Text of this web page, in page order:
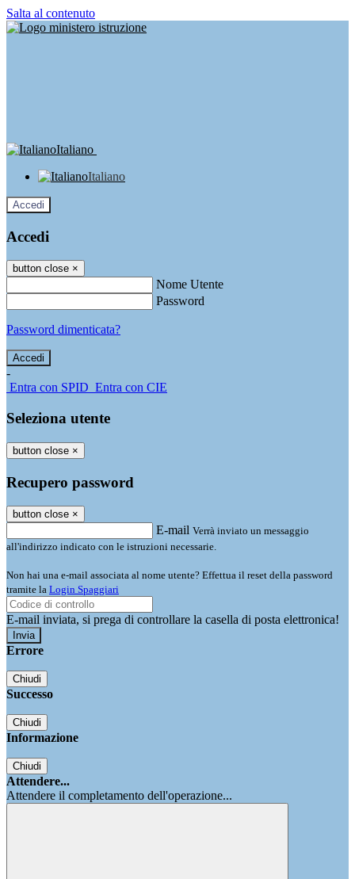
Salta al contenuto
Italiano
Italiano
Accedi
Accedi
button close ×
Nome Utente
Password
Password dimenticata?
-
Entra con SPID Entra con CIE
Seleziona utente
button close ×
Recupero password
button close ×
E-mail Verrà inviato un messaggio
all'indirizzo indicato con le istruzioni necessarie.
Non hai una e-mail associata al nome utente? Effettua il reset della password
tramite la Login Spaggiari
E-mail inviata, si prega di controllare la casella di posta elettronica!
Errore
Chiudi
Successo
Chiudi
Informazione
Chiudi
Attendere...
Attendere il completamento dell'operazione...